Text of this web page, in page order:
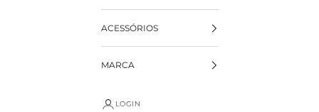
ACESSÓRIOS
MARCA
LOGIN